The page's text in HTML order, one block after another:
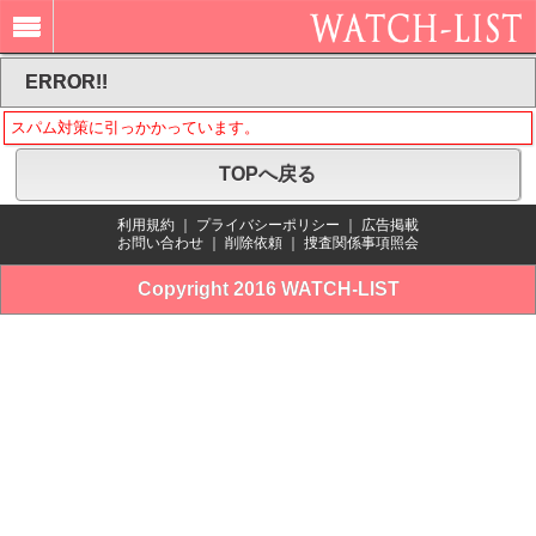
ERROR!!
スパム対策に引っかかっています。
TOPへ戻る
利用規約 プライバシーポリシー
広告掲載
お問い合わせ
削除依頼 捜査関係事項照会
Copyright 2016 WATCH-LIST